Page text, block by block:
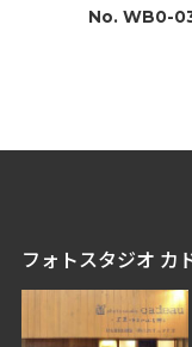
No. WB0-
フォトスタジオ